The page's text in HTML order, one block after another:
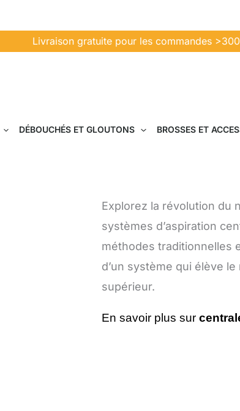
Livraison gratuite pour les commandes
DÉBOUCHÉS ET GLOUTONS BROSSES ET
Explorez la révolution du
systèmes d’aspiration
méthodes traditionnelles
d’un système qui élève
supérieur.
En savoir plus sur